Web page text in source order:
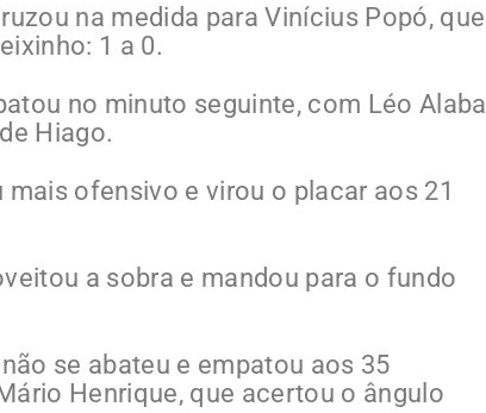
na medida para Vinícius Popó, que
1 a 0.
no minuto seguinte, com Léo Alaba
Hiago.
ofensivo e virou o placar aos 21
a sobra e mandou para o fundo
se abateu e empatou aos 35
Henrique, que acertou o ângulo